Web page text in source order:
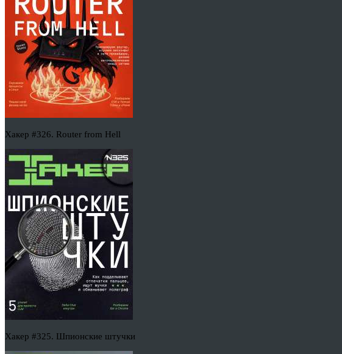
Хакер #326. Router from Hell
Хакер #325. Шпионские штучки